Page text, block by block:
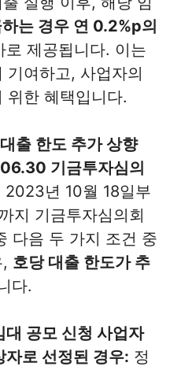
는 경우 연 0.2%p의
로 제공됩니다. 이는
기여하고, 사업자의
위한 혜택입니다.
출 한도 추가 상향
기금투자심의
2023년 10월 18일부
지 기금투자심의회
다음 두 가지 조건 중
호당 대출 한도가 추
다.
대 공모 신청 사업자
자로 선정된 경우: 정